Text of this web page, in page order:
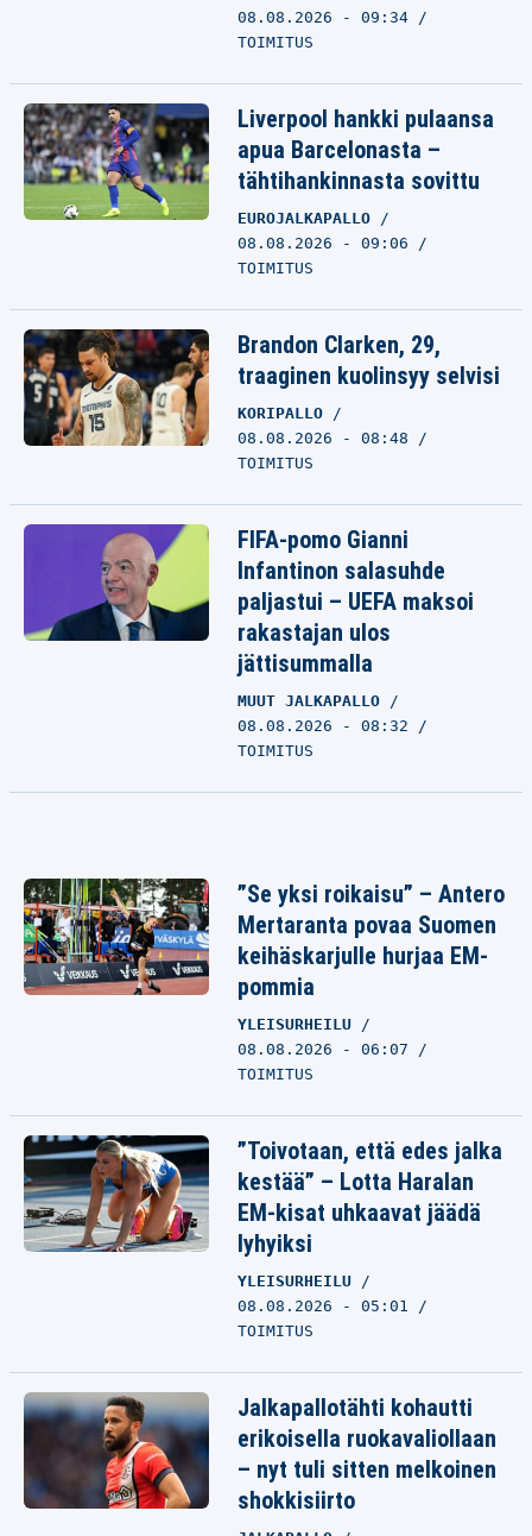
08.08.2026 - 09:34
TOIMITUS
Liverpool hankki pulaansa
apua Barcelonasta –
tähtihankinnasta sovittu
EUROJALKAPALLO
08.08.2026 - 09:06
TOIMITUS
Brandon Clarken, 29,
traaginen kuolinsyy selvisi
KORIPALLO
08.08.2026 - 08:48
TOIMITUS
FIFA-pomo Gianni
Infantinon salasuhde
paljastui – UEFA maksoi
rakastajan ulos
jättisummalla
MUUT JALKAPALLO
08.08.2026 - 08:32
TOIMITUS
”Se yksi roikaisu” – Antero
Mertaranta povaa Suomen
keihäskarjulle hurjaa EM-
pommia
YLEISURHEILU
08.08.2026 - 06:07
TOIMITUS
”Toivotaan, että edes jalka
kestää” – Lotta Haralan
EM-kisat uhkaavat jäädä
lyhyiksi
YLEISURHEILU
08.08.2026 - 05:01
TOIMITUS
Jalkapallotähti kohautti
erikoisella ruokavaliollaan
– nyt tuli sitten melkoinen
shokkisiirto